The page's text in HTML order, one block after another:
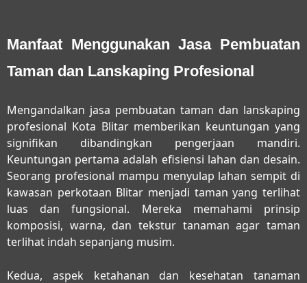
Manfaat Menggunakan Jasa Pembuatan
Taman dan Lanskaping Profesional
Mengandalkan jasa pembuatan taman dan lanskaping
profesional Kota Blitarmemberikan keuntungan yang
signifikan dibandingkan pengerjaan mandiri.
Keuntungan pertama adalah efisiensi lahan dan desain.
Seorang profesional mampu menyulap lahan sempit di
kawasan perkotaan Blitar menjadi taman yang terlihat
luas dan fungsional. Mereka memahami prinsip
komposisi, warna, dan tekstur tanaman agar taman
terlihat indah sepanjang musim.
Kedua, aspek ketahanan dan kesehatan tanaman